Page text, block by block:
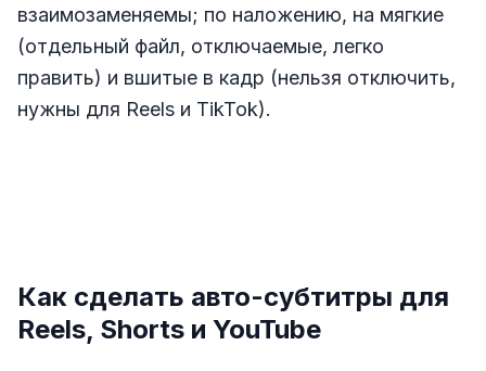
взаимозаменяемы; по наложению, на мягкие
(отдельный файл, отключаемые, легко
править) и вшитые в кадр (нельзя отключить,
нужны для Reels и TikTok).
Как сделать авто-субтитры для
Reels, Shorts и YouTube